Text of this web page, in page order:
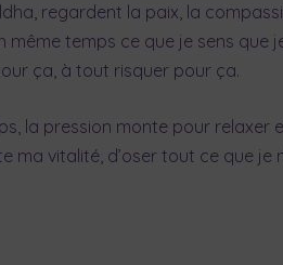
regardent la paix, la
même temps ce que je sens que
ça, à tout risquer pour ça.
la pression monte pour relaxer
vitalité, d’oser tout ce que je